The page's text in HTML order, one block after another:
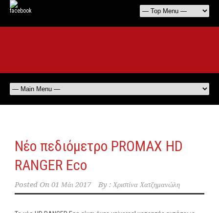
Νέο πεδιόμετρο PROMAX HD
RANGER Eco
Posted On 01 Μάι 2017 By : Χριστίνα Χατζημανώλη